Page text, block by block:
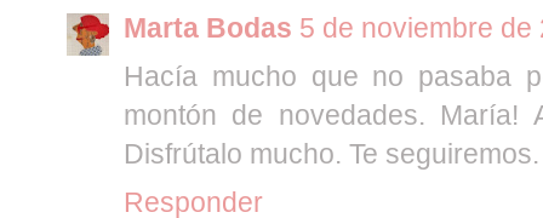
Marta Bodas 5 de noviembre de
Hacía mucho que no pasaba
montón de novedades.
Disfrútalo mucho. Te seguiremos.
Responder